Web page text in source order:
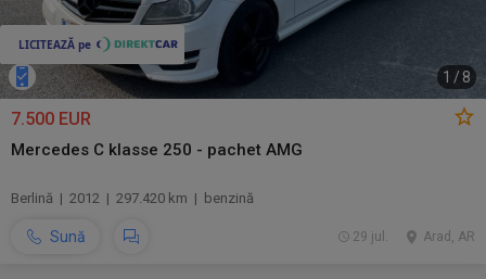
1 /8
7.500 EUR
Mercedes C klasse 250 - pachet AMG
Berlină | 2012 | 297.420 km | benzină
Sună Arad, AR
29 jul.